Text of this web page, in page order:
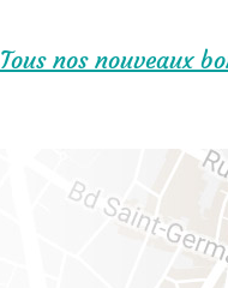
Tous nos nouveaux